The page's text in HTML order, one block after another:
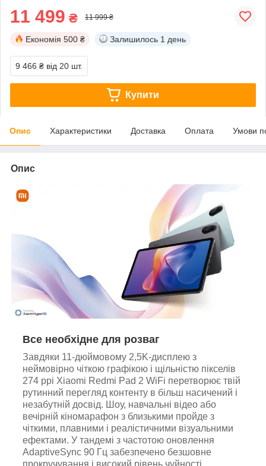
11 499 ₴ 11 999 ₴
Економія 500 ₴ Залишилось 1 день
9 466 ₴ від 20 шт.
Купити
Опис Характеристики Доставка Оплата Умови
Опис
Все необхідне для розваг
Завдяки 11-дюймовому 2,5K-дисплею з
неймовірно чіткою графікою і щільністю пікселів
274 ppi Xiaomi Redmi Pad 2 WiFi перетворює твій
рутинний перегляд контенту в більш насичений і
незабутній досвід. Шоу, навчальні відео або
вечірній кіномарафон з близькими пройде з
чіткими, плавними і реалістичними візуальними
ефектами. У тандемі з частотою оновлення
AdaptiveSync 90 Гц забезпечено безшовне
прокручування і високий рівень чуйності